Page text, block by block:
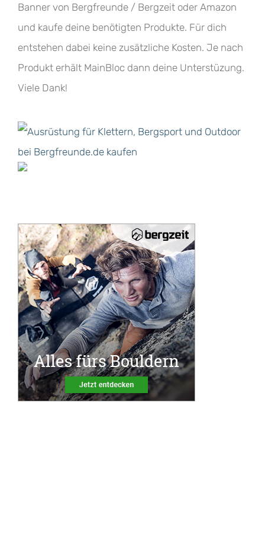
Banner von Bergfreunde / Bergzeit oder Amazon
und kaufe deine benötigten Produkte. Für dich
entstehen dabei keine zusätzliche Kosten. Je nach
Produkt erhält MainBloc dann deine Unterstüzung.
Viele Dank!